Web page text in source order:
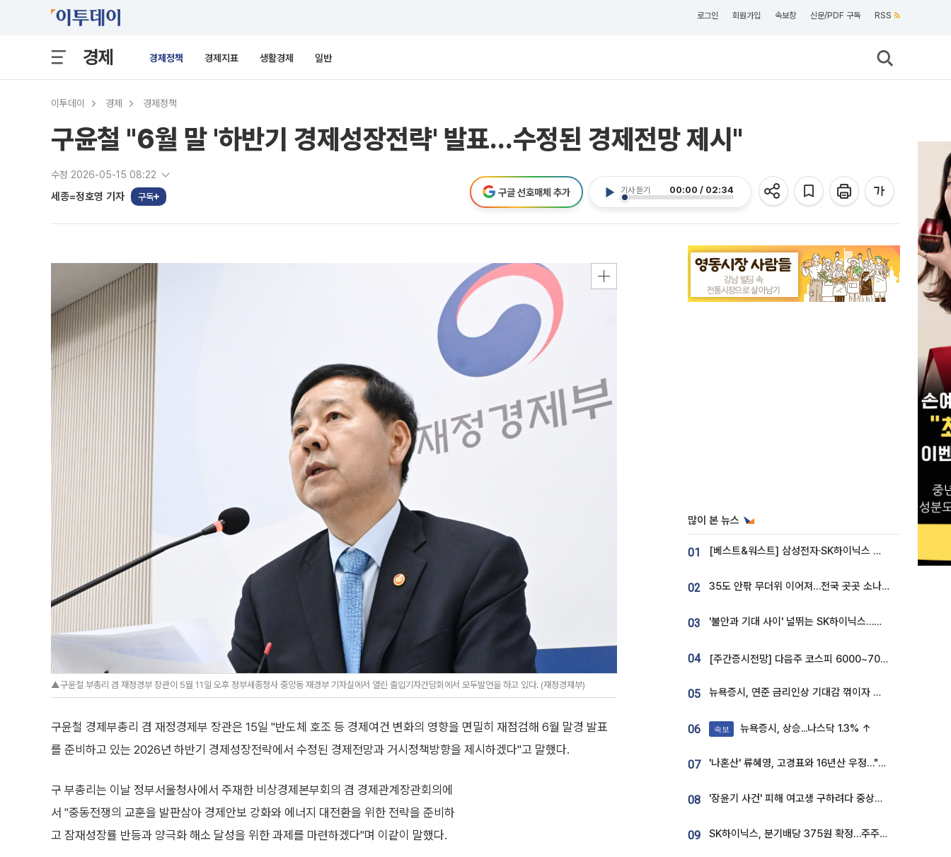
로그인 회원가입 속보창 신문/PDF 구독 RSS
경제 경제정책 경제지표 생활경제 일반
이투데이 경제 경제정책
구윤철 "6월 말 '하반기 경제성장전략' 발표…수정된 경제전망 제시"
수정 2026-05-15 08:22
세종=정호영 기자 구독
기사 듣기 00:00 / 02:34
구글 선호매체 추가
▲구윤철 부총리 겸 재정경부 장관이 5월 11일 오후 정부세종청사 중앙동 재경부 기자실에서 열린 출입기자간담회에서 모두발언을 하고 있다. (재정경제부)
구윤철 경제부총리 겸 재정경제부 장관은 15일 "반도체 호조 등 경제여건 변화의 영향을 면밀히 재점검해 6월 말경 발표
를 준비하고 있는 2026년 하반기 경제성장전략에서 수정된 경제전망과 거시정책방향을 제시하겠다"고 말했다.
구 부총리는 이날 정부서울청사에서 주재한 비상경제본부회의 겸 경제관계장관회의에
서 "중동전쟁의 교훈을 발판삼아 경제안보 강화와 에너지 대전환을 위한 전략을 준비하
고 잠재성장률 반등과 양극화 해소 달성을 위한 과제를 마련하겠다"며 이같이 말했다.
많이 본 뉴스
01 [베스트&워스트] 삼성전자·SK하이닉스 밀린 한 주…상상인증권은 85% 급등
02 35도 안팎 무더위 이어져…전국 곳곳 소나기 [오늘 날씨]
03 '불안과 기대 사이' 널뛰는 SK하이닉스…증권가 "HBM4·LTA 기반 펀터멘털 견고"
04 [주간증시전망] 다음주 코스피 6000~7000⋯“外人 수급은 정책이 변수”
05 뉴욕증시, 연준 금리인상 기대감 꺾이자 상승...S&P500 사상 최고치 [종합]
06 속보 뉴욕증시, 상승...나스닥 1.3% ↑
07 '나혼산' 류혜영, 고경표와 16년산 우정…"자취방서 부모님과 마주쳐"
08 '장윤기 사건' 피해 여고생 구하려다 중상…고교생 의상자 지정
09 SK하이닉스, 분기배당 375원 확정…주주환원책 9월로 앞당겨 발표